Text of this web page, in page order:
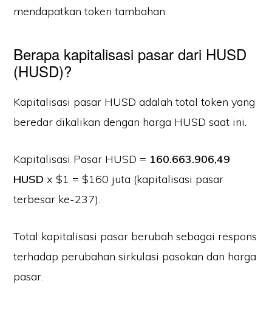
mendapatkan token tambahan.
Berapa kapitalisasi pasar dari HUSD
(HUSD)?
Kapitalisasi pasar HUSD adalah total token yang
beredar dikalikan dengan harga HUSD saat ini.
Kapitalisasi Pasar HUSD = 160.663.906,49
HUSD x $1 = $160 juta (kapitalisasi pasar
terbesar ke-237).
Total kapitalisasi pasar berubah sebagai respons
terhadap perubahan sirkulasi pasokan dan harga
pasar.